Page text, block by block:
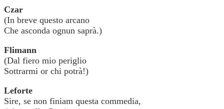
Czar
(In breve questo arcano
Che asconda ognun saprà.)
Flimann
(Dal fiero mio periglio
Sottrarmi or chi potrà!)
Leforte
Sire, se non finiam questa commedia,